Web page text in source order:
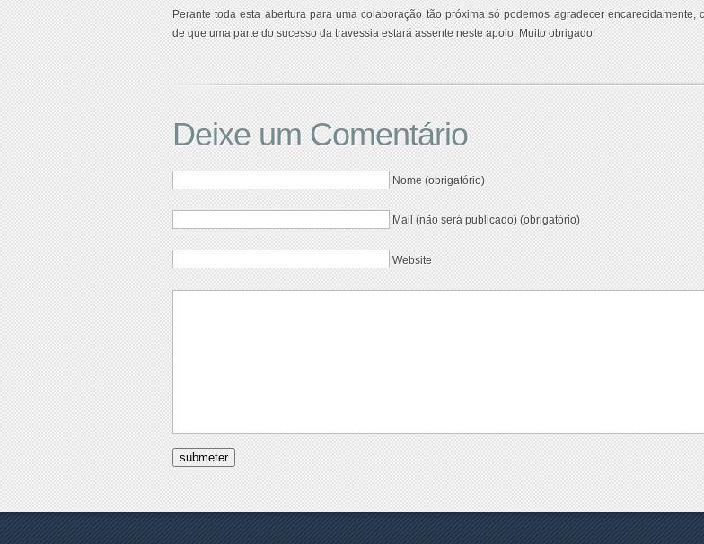
Perante toda esta abertura para uma colaboração tão próxima só podemos agradecer encarecidamente,
de que uma parte do sucesso da travessia estará assente neste apoio. Muito obrigado!
Deixe um Comentário
Nome (obrigatório)
Mail (não será publicado) (obrigatório)
Website